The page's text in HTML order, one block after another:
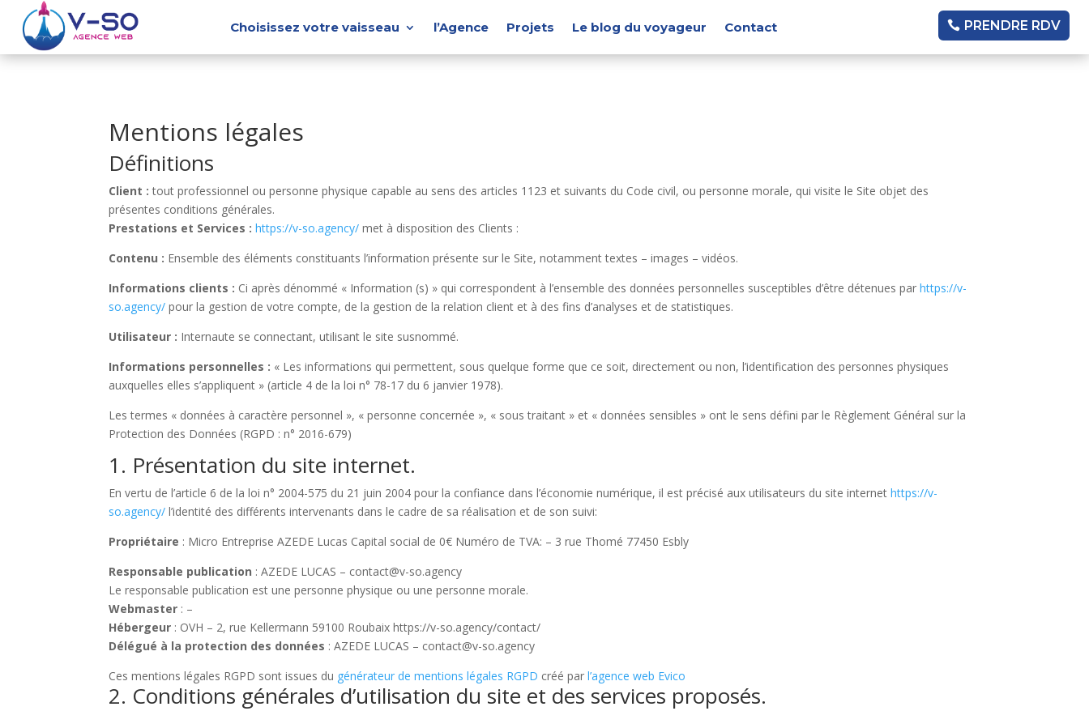
Choisissez votre vaisseau l’Agence Projets Le blog du voyageur Contact PRENDRE RDV
Mentions légales
Définitions
Client : tout professionnel ou personne physique capable au sens des articles 1123 et suivants du Code civil, ou personne morale, qui visite le Site objet des
présentes conditions générales.
Prestations et Services : https://v-so.agency/ met à disposition des Clients :
Contenu : Ensemble des éléments constituants l’information présente sur le Site, notamment textes – images – vidéos.
Informations clients : Ci après dénommé « Information (s) » qui correspondent à l’ensemble des données personnelles susceptibles d’être détenues parhttps://v-
so.agency/ pour la gestion de votre compte, de la gestion de la relation client et à des fins d’analyses et de statistiques.
Utilisateur : Internaute se connectant, utilisant le site susnommé.
Informations personnelles : « Les informations qui permettent, sous quelque forme que ce soit, directement ou non, l’identification des personnes physiques
auxquelles elles s’appliquent » (article 4 de la loi n° 78-17 du 6 janvier 1978).
Les termes « données à caractère personnel », « personne concernée », « sous traitant » et « données sensibles » ont le sens défini par le Règlement Général sur la
Protection des Données (RGPD : n° 2016-679)
1. Présentation du site internet.
En vertu de l’article 6 de la loi n° 2004-575 du 21 juin 2004 pour la confiance dans l’économie numérique, il est précisé aux utilisateurs du site internethttps://v-
so.agency/ l’identité des différents intervenants dans le cadre de sa réalisation et de son suivi:
Propriétaire : Micro Entreprise AZEDE Lucas Capital social de 0€ Numéro de TVA: – 3 rue Thomé 77450 Esbly
Responsable publication : AZEDE LUCAS – contact@v-so.agency
Le responsable publication est une personne physique ou une personne morale.
Webmaster : –
Hébergeur : OVH – 2, rue Kellermann 59100 Roubaix https://v-so.agency/contact/
Délégué à la protection des données : AZEDE LUCAS – contact@v-so.agency
Ces mentions légales RGPD sont issues du générateur de mentions légales RGPD créé parl’agence web Evico
2. Conditions générales d’utilisation du site et des services proposés.